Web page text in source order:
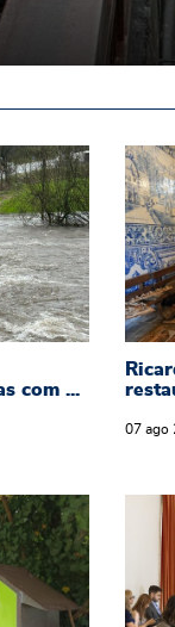
de cheias
com ...
07 ago
bem-estar